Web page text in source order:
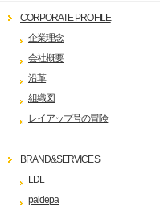
CORPORATE PROFILE
企業理念
会社概要
沿革
組織図
レイアップ号の冒険
BRAND&SERVICES
LDL
paldepa